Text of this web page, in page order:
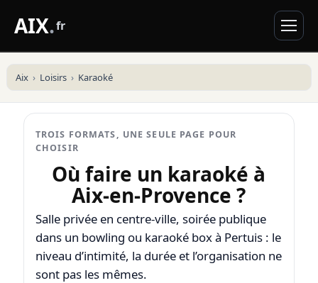
AIX.fr
Aix Loisirs Karaoké
TROIS FORMATS, UNE SEULE PAGE POUR
CHOISIR
Où faire un karaoké à
Aix-en-Provence ?
Salle privée en centre-ville, soirée publique
dans un bowling ou karaoké box à Pertuis : le
niveau d’intimité, la durée et l’organisation ne
sont pas les mêmes.